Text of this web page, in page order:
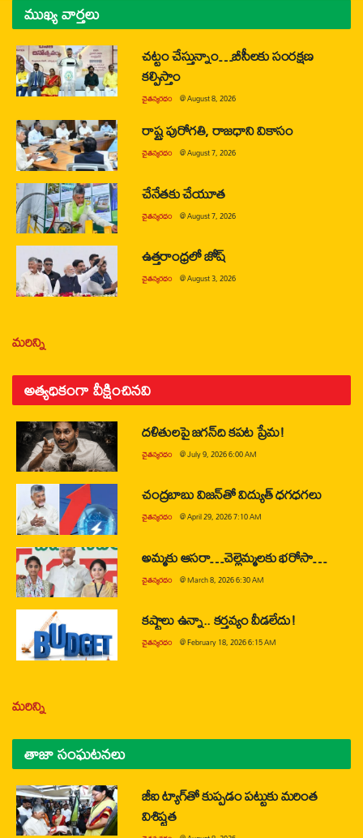
ముఖ్య వార్తలు
చట్టం చేస్తున్నాం…బీసీలకు సంరక్షణ
కల్పిస్తాం
చైతన్యరధం @August 8, 2026
రాష్ట్ర పురోగతి, రాజధాని వికాసం
చైతన్యరధం @August 7, 2026
చేనేతకు చేయూత
చైతన్యరధం @August 7, 2026
ఉత్తరాంధ్రలో జోష్
చైతన్యరధం @August 3, 2026
మరిన్ని
అత్యధికంగా వీక్షించినవి
దళితులపై జగన్‌ది కపట ప్రేమ!
చైతన్యరధం @July 9, 2026 6:00 AM
చంద్రబాబు విజన్‌తో విద్యుత్ ధగధగలు
చైతన్యరధం @April 29, 2026 7:10 AM
అమ్మకు ఆసరా…చెల్లెమ్మలకు భరోసా…
చైతన్యరధం @March 8, 2026 6:30 AM
కష్టాలు ఉన్నా.. కర్తవ్యం వీడలేదు!
చైతన్యరధం @February 18, 2026 6:15 AM
మరిన్ని
తాజా సంఘటనలు
జీఐ ట్యాగ్‌తో కుప్పడం పట్టుకు మరింత
విశిష్టత